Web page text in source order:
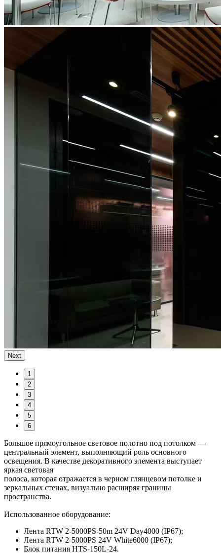
Next
1
2
3
4
5
6
Большое прямоугольное световое полотно под потолком —
центральный элемент, выполняющий роль основного
освещения. В качестве декоративного элемента выступает
яркая световая
полоса, которая отражается в черном глянцевом потолке и
зеркальных стенах, визуально расширяя границы
пространства.
Использованное оборудование:
Лента RTW 2-5000PS-50m 24V Day4000 (IP67);
Лента RTW 2-5000PS 24V White6000 (IP67);
Блок питания HTS-150L-24.